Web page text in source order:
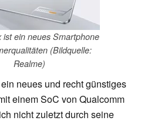
ist ein neues Smartphone
(Bildquelle:
Realme)
neues und recht günstiges
einem SoC von Qualcomm
nicht zuletzt durch seine